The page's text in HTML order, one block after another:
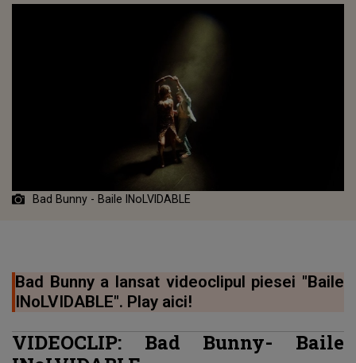
Bad Bunny - Baile INoLVIDABLE
Bad Bunny a lansat videoclipul piesei "Baile
INoLVIDABLE". Play aici!
VIDEOCLIP: Bad Bunny- Baile